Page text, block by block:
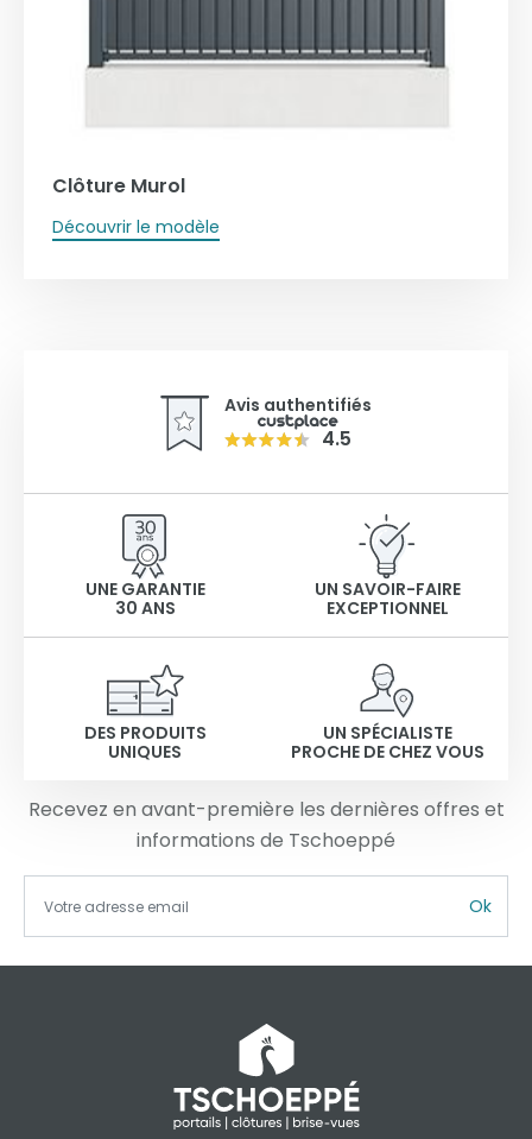
Clôture Murol
Découvrir le modèle
Avis authentifiés
4.5
UNE GARANTIE
30 ANS
UN SAVOIR-FAIRE
EXCEPTIONNEL
DES PRODUITS
UNIQUES
UN SPÉCIALISTE
PROCHE DE CHEZ VOUS
Recevez en avant-première les dernières offres et
informations de Tschoeppé
Ok